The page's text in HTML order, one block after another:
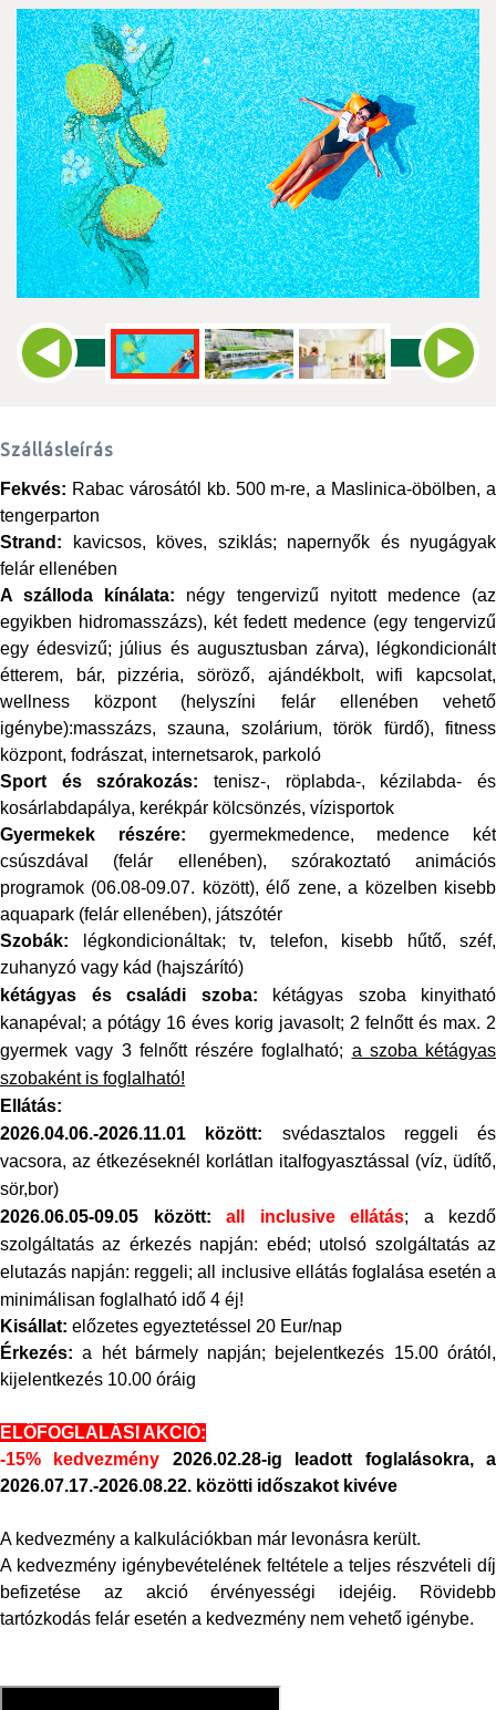
Szállásleírás
Fekvés: Rabac városától kb. 500 m-re, a Maslinica-öbölben, a
tengerparton
Strand: kavicsos, köves, sziklás; napernyők és nyugágyak
felár ellenében
A szálloda kínálata: négy tengervizű nyitott medence (az
egyikben hidromasszázs), két fedett medence (egy tengervizű
egy édesvizű; július és augusztusban zárva), légkondicionált
étterem, bár, pizzéria, söröző, ajándékbolt, wifi kapcsolat,
wellness központ (helyszíni felár ellenében vehető
igénybe):masszázs, szauna, szolárium, török fürdő), fitness
központ, fodrászat, internetsarok, parkoló
Sport és szórakozás: tenisz-, röplabda-, kézilabda- és
kosárlabdapálya, kerékpár kölcsönzés, vízisportok
Gyermekek részére: gyermekmedence, medence két
csúszdával (felár ellenében), szórakoztató animációs
programok (06.08-09.07. között), élő zene, a közelben kisebb
aquapark (felár ellenében), játszótér
Szobák: légkondicionáltak; tv, telefon, kisebb hűtő, széf,
zuhanyzó vagy kád (hajszárító)
kétágyas és családi szoba: kétágyas szoba kinyitható
kanapéval; a pótágy 16 éves korig javasolt; 2 felnőtt és max. 2
gyermek vagy 3 felnőtt részére foglalható; a szoba kétágyas
szobaként is foglalható!
Ellátás:
2026.04.06.-2026.11.01
között: svédasztalos reggeli és
vacsora, az étkezéseknél
korlátlan italfogyasztással (víz, üdítő,
sör,bor)
2026.06.05-09.05 között:
all inclusive ellátás; a kezdő
szolgáltatás az érkezés napján: ebéd; utolsó szolgáltatás az
elutazás napján: reggeli; all inclusive ellátás foglalása esetén a
minimálisan foglalható idő 4 éj!
Kisállat: előzetes egyeztetéssel 20 Eur/nap
Érkezés: a hét bármely napján; bejelentkezés 15.00 órától,
kijelentkezés 10.00 óráig
ELŐFOGLALÁSI AKCIÓ:
-15% kedvezmény 2026.02.28-ig leadott foglalásokra,
a
2026.07.17.-2026.08.22. közötti időszakot kivéve
A kedvezmény a kalkulációkban már levonásra került.
A kedvezmény igénybevételének feltétele a teljes részvételi díj
befizetése az akció érvényességi idejéig. Rövidebb
tartózkodás felár esetén a kedvezmény nem vehető igénybe.